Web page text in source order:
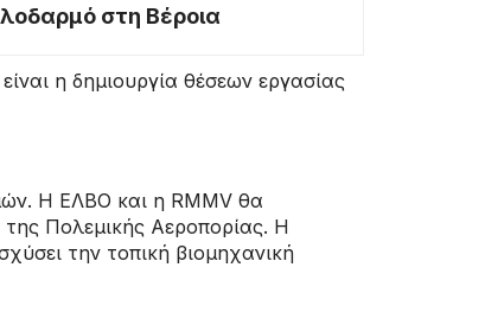
στη Βέροια
η δημιουργία θέσεων εργασίας
Η ΕΛΒΟ και η RMMV θα
Πολεμικής Αεροπορίας. Η
την τοπική βιομηχανική